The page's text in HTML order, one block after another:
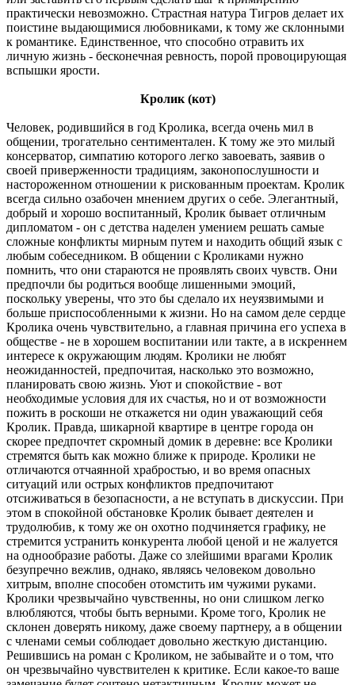
практически невозможно. Страстная натура Тигров делает их
поистине выдающимися любовниками, к тому же склонными
к романтике. Единственное, что способно отравить их
личную жизнь - бесконечная ревность, порой провоцирующая
вспышки ярости.
Кролик (кот)
Человек, родившийся в год Кролика, всегда очень мил в
общении, трогательно сентиментален. К тому же это милый
консерватор, симпатию которого легко завоевать, заявив о
своей приверженности традициям, законопослушности и
настороженном отношении к рискованным проектам. Кролик
всегда сильно озабочен мнением других о себе. Элегантный,
добрый и хорошо воспитанный, Кролик бывает отличным
дипломатом - он с детства наделен умением решать самые
сложные конфликты мирным путем и находить общий язык с
любым собеседником. В общении с Кроликами нужно
помнить, что они стараются не проявлять своих чувств. Они
предпочли бы родиться вообще лишенными эмоций,
поскольку уверены, что это бы сделало их неуязвимыми и
больше приспособленными к жизни. Но на самом деле сердце
Кролика очень чувствительно, а главная причина его успеха в
обществе - не в хорошем воспитании или такте, а в искреннем
интересе к окружающим людям. Кролики не любят
неожиданностей, предпочитая, насколько это возможно,
планировать свою жизнь. Уют и спокойствие - вот
необходимые условия для их счастья, но и от возможности
пожить в роскоши не откажется ни один уважающий себя
Кролик. Правда, шикарной квартире в центре города он
скорее предпочтет скромный домик в деревне: все Кролики
стремятся быть как можно ближе к природе. Кролики не
отличаются отчаянной храбростью, и во время опасных
ситуаций или острых конфликтов предпочитают
отсиживаться в безопасности, а не вступать в дискуссии. При
этом в спокойной обстановке Кролик бывает деятелен и
трудолюбив, к тому же он охотно подчиняется графику, не
стремится устранить конкурента любой ценой и не жалуется
на однообразие работы. Даже со злейшими врагами Кролик
безупречно вежлив, однако, являясь человеком довольно
хитрым, вполне способен отомстить им чужими руками.
Кролики чрезвычайно чувственны, но они слишком легко
влюбляются, чтобы быть верными. Кроме того, Кролик не
склонен доверять никому, даже своему партнеру, а в общении
с членами семьи соблюдает довольно жесткую дистанцию.
Решившись на роман с Кроликом, не забывайте и о том, что
он чрезвычайно чувствителен к критике. Если какое-то ваше